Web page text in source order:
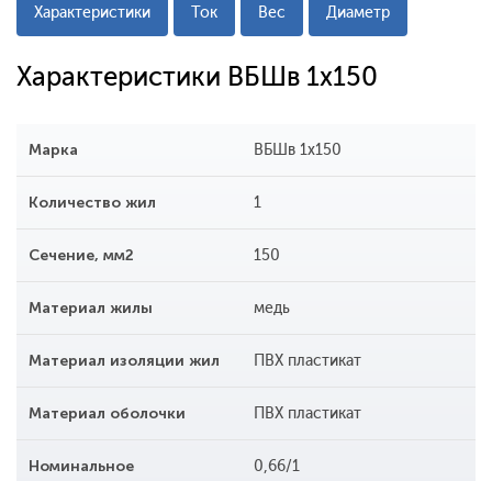
Характеристики Ток Вес Диаметр
Характеристики ВБШв 1х150
Марка ВБШв 1х150
Количество жил 1
Сечение, мм2 150
Материал жилы медь
Материал изоляции жил ПВХ пластикат
Материал оболочки ПВХ пластикат
Номинальное
0,66/1